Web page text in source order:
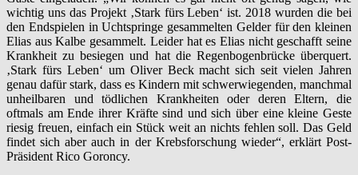
wichtig uns das Projekt ‚Stark fürs Leben‘ ist. 2018 wurden die bei
den Endspielen in Uchtspringe gesammelten Gelder für den kleinen
Elias aus Kalbe gesammelt. Leider hat es Elias nicht geschafft seine
Krankheit zu besiegen und hat die Regenbogenbrücke überquert.
‚Stark fürs Leben‘ um Oliver Beck macht sich seit vielen Jahren
genau dafür stark, dass es Kindern mit schwerwiegenden, manchmal
unheilbaren und tödlichen Krankheiten oder deren Eltern, die
oftmals am Ende ihrer Kräfte sind und sich über eine kleine Geste
riesig freuen, einfach ein Stück weit an nichts fehlen soll. Das Geld
findet sich aber auch in der Krebsforschung wieder“, erklärt Post-
Präsident Rico Goroncy.